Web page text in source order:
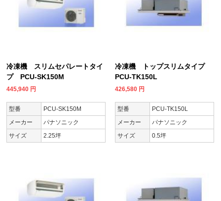
冷凍機 スリムセパレートタイ
プ PCU-SK150M
445,940 円
型番
PCU-SK150M
メーカー
パナソニック
サイズ
2.25坪
冷凍機 トップスリムタイプ
PCU-TK150L
426,580 円
型番
PCU-TK150L
メーカー
パナソニック
サイズ
0.5坪